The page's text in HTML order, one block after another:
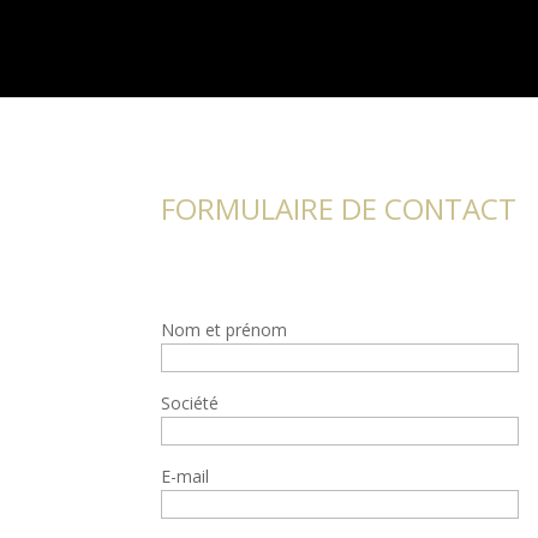
FORMULAIRE DE CONTACT
Nom et prénom
Société
E-mail